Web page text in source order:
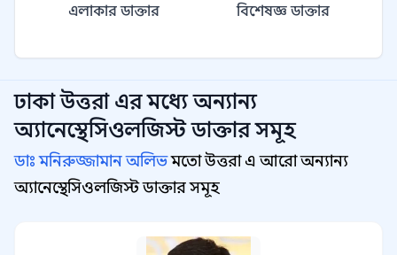
এলাকার ডাক্তার
বিশেষজ্ঞ ডাক্তার
ঢাকা উত্তরা এর মধ্যে অন্যান্য
অ্যানেস্থেসিওলজিস্ট ডাক্তার সমূহ
ডাঃ মনিরুজ্জামান অলিভমতো উত্তরা এ আরো অন্যান্য
অ্যানেস্থেসিওলজিস্ট ডাক্তার সমূহ